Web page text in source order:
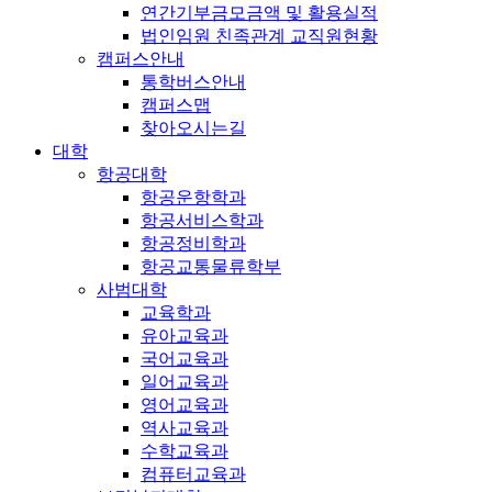
연간기부금모금액 및 활용실적
법인임원 친족관계 교직원현황
캠퍼스안내
통학버스안내
캠퍼스맵
찾아오시는길
대학
항공대학
항공운항학과
항공서비스학과
항공정비학과
항공교통물류학부
사범대학
교육학과
유아교육과
국어교육과
일어교육과
영어교육과
역사교육과
수학교육과
컴퓨터교육과